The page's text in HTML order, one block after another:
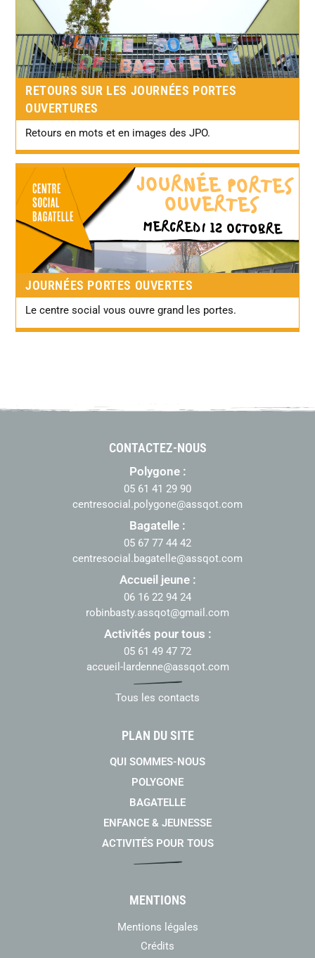
RETOURS SUR LES JOURNÉES PORTES
OUVERTURES
Retours en mots et en images des JPO.
JOURNÉES PORTES OUVERTES
Le centre social vous ouvre grand les portes.
CONTACTEZ-NOUS
Polygone :
05 61 41 29 90
centresocial.polygone@assqot.com
Bagatelle :
05 67 77 44 42
centresocial.bagatelle@assqot.com
Accueil jeune :
06 16 22 94 24
robinbasty.assqot@gmail.com
Activités pour tous :
05 61 49 47 72
accueil-lardenne@assqot.com
Tous les contacts
PLAN DU SITE
QUI SOMMES-NOUS
POLYGONE
BAGATELLE
ENFANCE & JEUNESSE
ACTIVITÉS POUR TOUS
MENTIONS
Mentions légales
Crédits